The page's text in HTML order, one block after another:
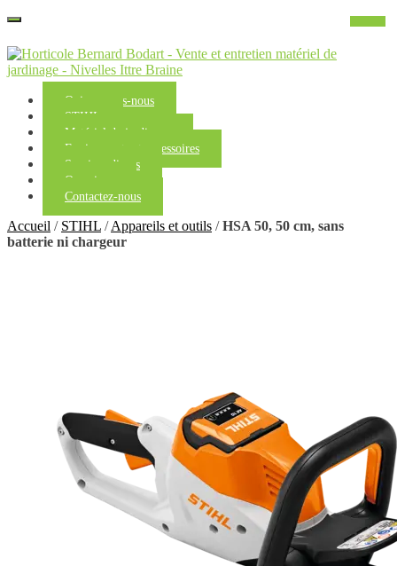
Qui sommes-nous
STIHL
Matériel de jardinage
Equipements et accessoires
Services divers
Occasions
Contactez-nous
Accueil / STIHL /Appareils et outils /HSA 50, 50 cm, sans
batterie ni chargeur